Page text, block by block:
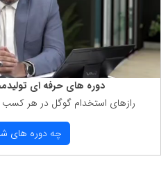
دوره های حرفه ای
رازهای استخدام گوگل در هر كسب
چه دوره های